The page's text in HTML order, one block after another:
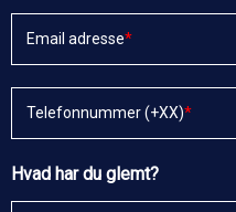
Email adresse
Telefonnummer (+XX)
Hvad har du glemt?